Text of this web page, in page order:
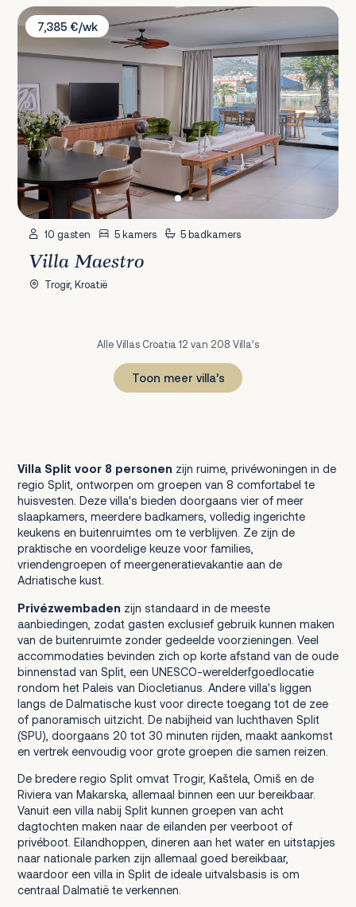
Villa Maestro
7,385 €/wk
10 gasten 5 kamers 5 badkamers
Villa Maestro
Trogir, Kroatië
Alle Villas Croatia 12 van 208 Villa’s
Toon meer villa’s
Villa Split voor 8 personen zijn ruime, privéwoningen in de
regio Split, ontworpen om groepen van 8 comfortabel te
huisvesten. Deze villa's bieden doorgaans vier of meer
slaapkamers, meerdere badkamers, volledig ingerichte
keukens en buitenruimtes om te verblijven. Ze zijn de
praktische en voordelige keuze voor families,
vriendengroepen of meergeneratievakantie aan de
Adriatische kust.
Privézwembaden zijn standaard in de meeste
aanbiedingen, zodat gasten exclusief gebruik kunnen maken
van de buitenruimte zonder gedeelde voorzieningen. Veel
accommodaties bevinden zich op korte afstand van de oude
binnenstad van Split, een UNESCO-werelderfgoedlocatie
rondom het Paleis van Diocletianus. Andere villa's liggen
langs de Dalmatische kust voor directe toegang tot de zee
of panoramisch uitzicht. De nabijheid van luchthaven Split
(SPU), doorgaans 20 tot 30 minuten rijden, maakt aankomst
en vertrek eenvoudig voor grote groepen die samen reizen.
De bredere regio Split omvat Trogir, Kaštela, Omiš en de
Riviera van Makarska, allemaal binnen een uur bereikbaar.
Vanuit een villa nabij Split kunnen groepen van acht
dagtochten maken naar de eilanden per veerboot of
privéboot. Eilandhoppen, dineren aan het water en uitstapjes
naar nationale parken zijn allemaal goed bereikbaar,
waardoor een villa in Split de ideale uitvalsbasis is om
centraal Dalmatië te verkennen.